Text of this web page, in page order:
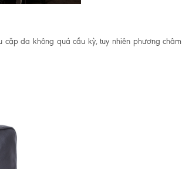
cặp da không quá cầu kỳ, tuy nhiên phương